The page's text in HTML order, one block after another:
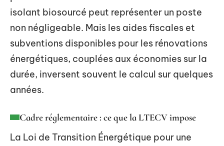
isolant biosourcé peut représenter un poste
non négligeable. Mais les aides fiscales et
subventions disponibles pour les rénovations
énergétiques, couplées aux économies sur la
durée, inversent souvent le calcul sur quelques
années.
Cadre réglementaire : ce que la LTECV impose
La Loi de Transition Énergétique pour une